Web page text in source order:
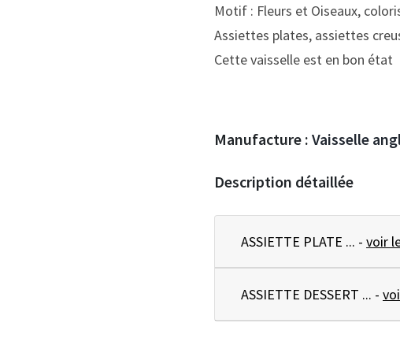
Motif : Fleurs et Oiseaux,
Assiettes plates, assiettes
Cette vaisselle est en bon état
Manufacture : Vaisselle
Description détaillée
ASSIETTE PLATE ... - voir
ASSIETTE DESSERT ... -